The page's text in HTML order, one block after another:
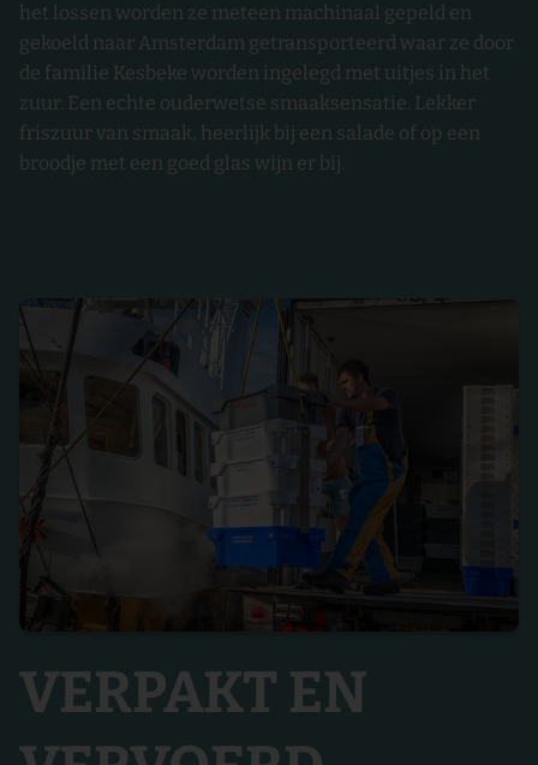
het lossen worden ze meteen machinaal gepeld en
gekoeld naar Amsterdam getransporteerd waar ze door
de familie Kesbeke worden ingelegd met uitjes in het
zuur. Een echte ouderwetse smaaksensatie. Lekker
friszuur van smaak, heerlijk bij een salade of op een
broodje met een goed glas wijn er bij.
VERPAKT EN